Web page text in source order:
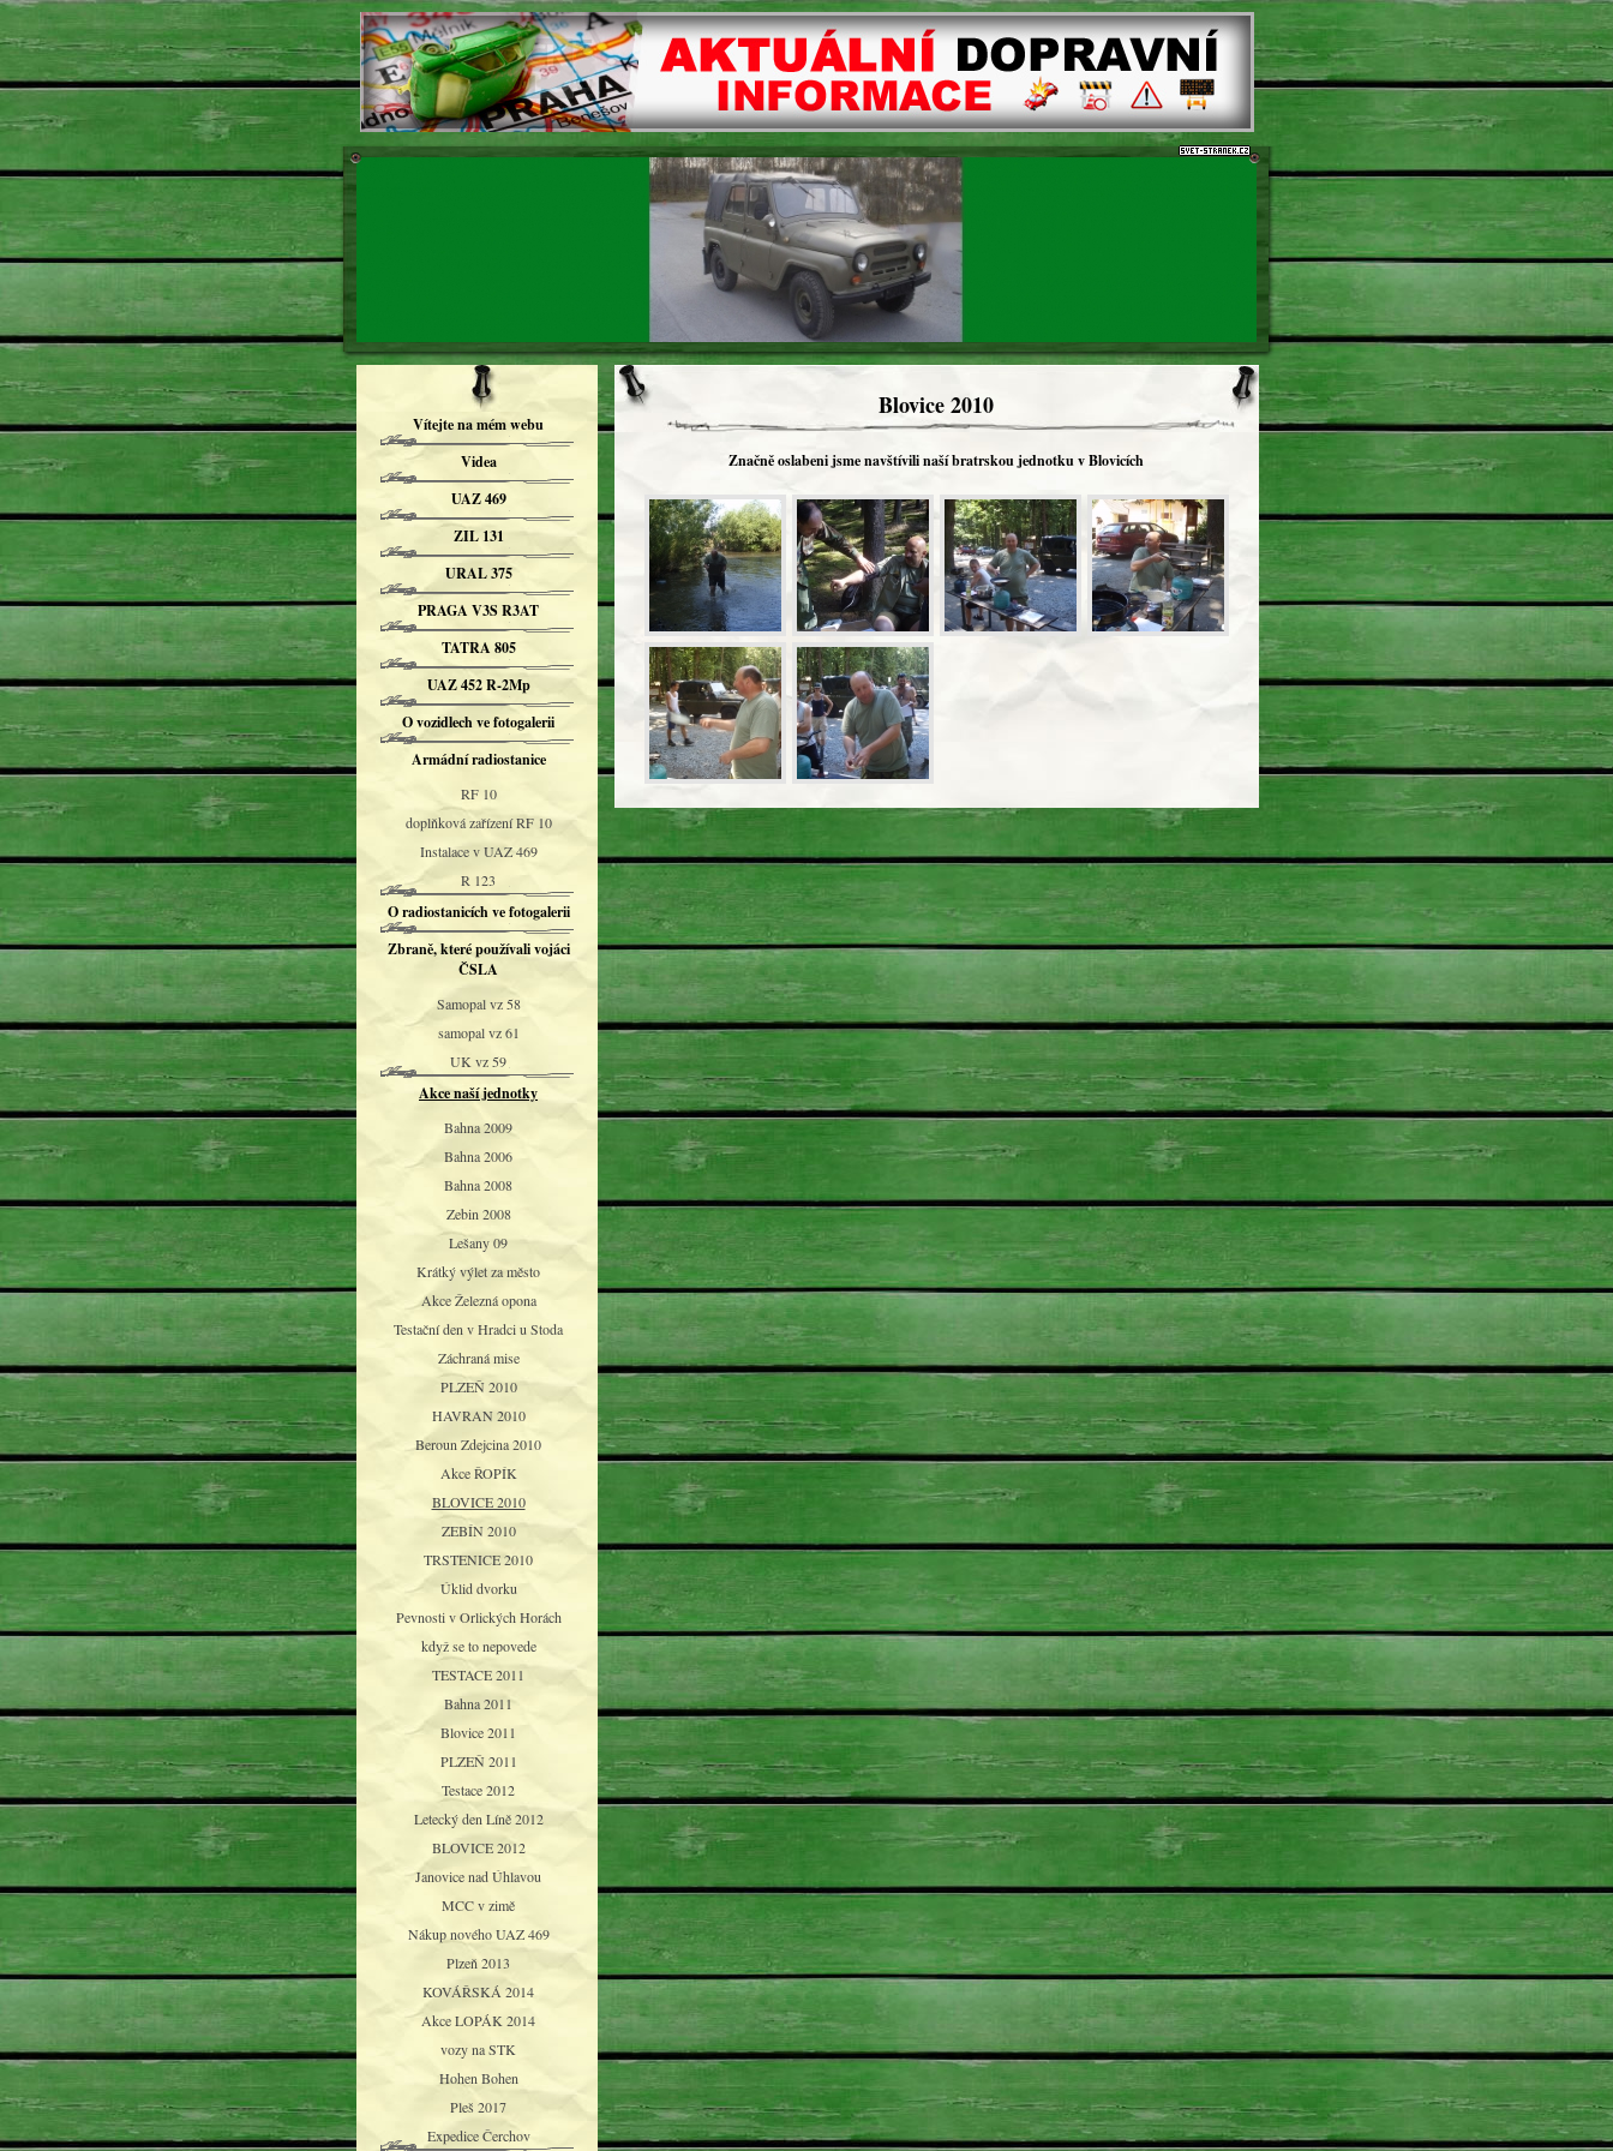
Blovice 2010
Značně oslabeni jsme navštívili naší bratrskou jednotku v Blovicích
Vítejte na mém webu
Videa
UAZ 469
ZIL 131
URAL 375
PRAGA V3S R3AT
TATRA 805
UAZ 452 R-2Mp
O vozidlech ve fotogalerii
Armádní radiostanice
RF 10
doplňková zařízení RF 10
Instalace v UAZ 469
R 123
O radiostanicích ve fotogalerii
Zbraně, které používali vojáci
ČSLA
Samopal vz 58
samopal vz 61
UK vz 59
Akce naší jednotky
Bahna 2009
Bahna 2006
Bahna 2008
Zebin 2008
Lešany 09
Krátký výlet za město
Akce Železná opona
Testační den v Hradci u Stoda
Záchraná mise
PLZEŇ 2010
HAVRAN 2010
Beroun Zdejcina 2010
Akce ŘOPÍK
BLOVICE 2010
ZEBÍN 2010
TRSTENICE 2010
Úklid dvorku
Pevnosti v Orlických Horách
když se to nepovede
TESTACE 2011
Bahna 2011
Blovice 2011
PLZEŇ 2011
Testace 2012
Letecký den Líně 2012
BLOVICE 2012
Janovice nad Úhlavou
MCC v zimě
Nákup nového UAZ 469
Plzeň 2013
KOVÁŘSKÁ 2014
Akce LOPÁK 2014
vozy na STK
Hohen Bohen
Pleš 2017
Expedice Čerchov